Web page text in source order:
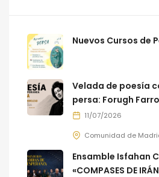
Nuevos Cursos de
Velada de poesía
persa: Forugh
11/07/2026
Comunidad de
Ensamble Isfahan
«COMPASES DE